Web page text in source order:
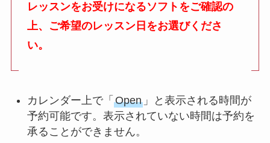
レッスンをお受けになるソフトをご確認の
上、ご希望のレッスン日をお選びくださ
い。
カレンダー上で「 Open」と表示される時間が
予約可能です。表示されていない時間は予約を
承ることができません。